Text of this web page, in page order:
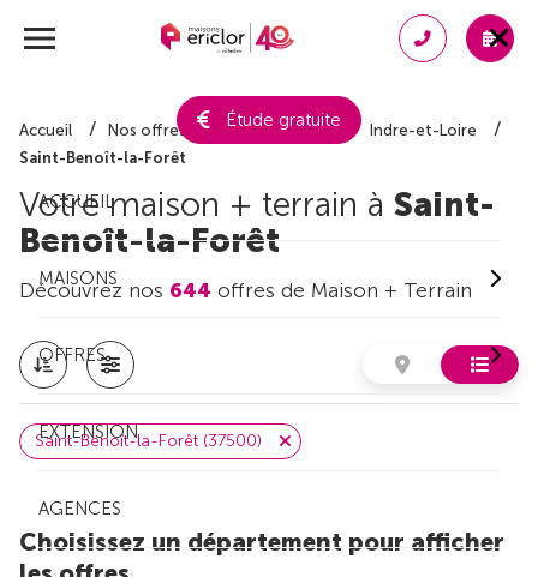
Étude gratuite
ACCUEIL
MAISONS
OFFRES
EXTENSION
AGENCES
Accueil Nos offres de maison + terrain
Indre-et-Loire
Saint-Benoît-la-Forêt
Votre maison + terrain à Saint-
Benoît-la-Forêt
Découvrez nos 644 offres de Maison + Terrain
Saint-Benoît-la-Forêt (37500)
Choisissez un département pour afficher